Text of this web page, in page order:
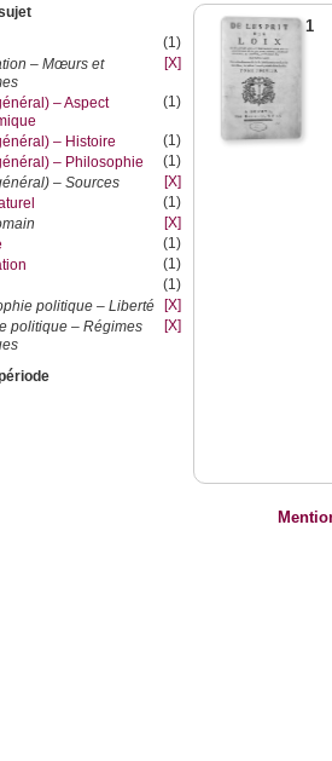
(1)
– Mœurs et
[X]
– Aspect
(1)
– Histoire
(1)
– Philosophie
(1)
– Sources
[X]
(1)
[X]
(1)
(1)
(1)
politique – Liberté
[X]
politique – Régimes
[X]
1